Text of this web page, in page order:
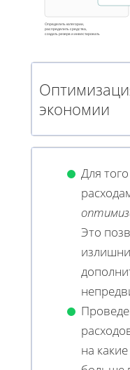
Определить категории,
распределить средства,
создать резерв и инвестировать
экономии
Для
Это
на